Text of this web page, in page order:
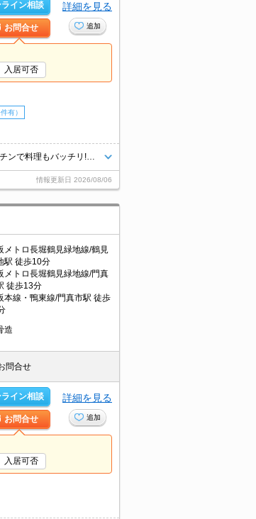
ライン相談
お問合せ
詳細を見る
追加
入居可否
有）
情報更新日 2026/08/06
メトロ長堀鶴見緑地線/鶴見
駅 徒歩10分
メトロ長堀鶴見緑地線/門真
徒歩13分
本線・鴨東線/門真市駅 徒歩
造
問合せ
ライン相談
お問合せ
詳細を見る
追加
入居可否